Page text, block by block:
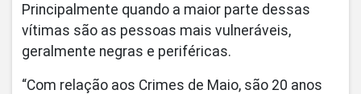
Principalmente quando a maior parte dessas
vítimas são as pessoas mais vulneráveis,
geralmente negras e periféricas.
“Com relação aos Crimes de Maio, são 20 anos